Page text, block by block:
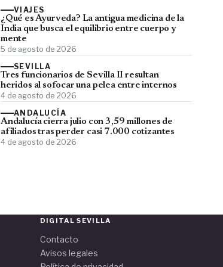
VIAJES
¿Qué es Ayurveda? La antigua medicina de la
India que busca el equilibrio entre cuerpo y
mente
5 de agosto de 2026
SEVILLA
Tres funcionarios de Sevilla II resultan
heridos al sofocar una pelea entre internos
4 de agosto de 2026
ANDALUCÍA
Andalucía cierra julio con 3,59 millones de
afiliados tras perder casi 7.000 cotizantes
4 de agosto de 2026
DIGITAL SEVILLA
Contacto
Avisos legales